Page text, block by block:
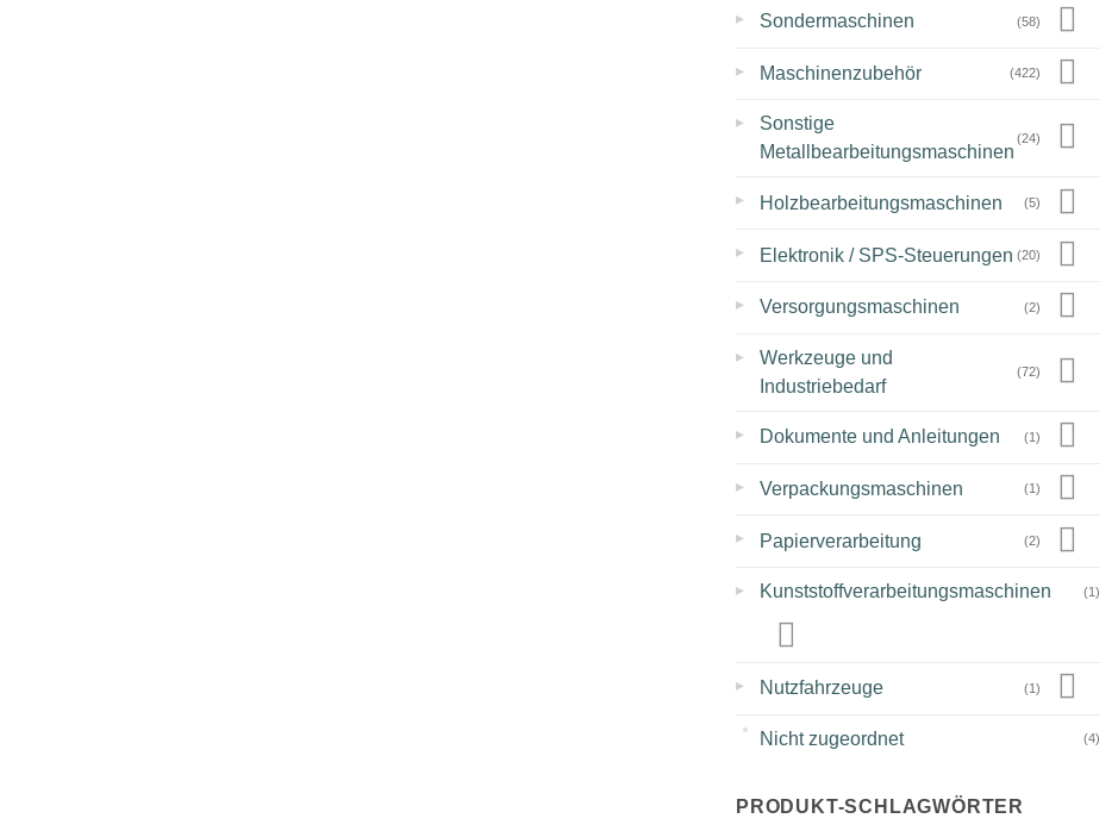
▸ Sondermaschinen (58)
▸ Maschinenzubehör (422)
▸
Sonstige
Metallbearbeitungsmaschinen
(24)
▸ Holzbearbeitungsmaschinen (5)
▸ Elektronik / SPS-Steuerungen (20)
▸ Versorgungsmaschinen (2)
▸
Werkzeuge und
Industriebedarf
(72)
▸ Dokumente und Anleitungen (1)
▸ Verpackungsmaschinen (1)
▸ Papierverarbeitung (2)
▸ Kunststoffverarbeitungsmaschinen (1)
▸ Nutzfahrzeuge (1)
Nicht zugeordnet (4)
PRODUKT-SCHLAGWÖRTER